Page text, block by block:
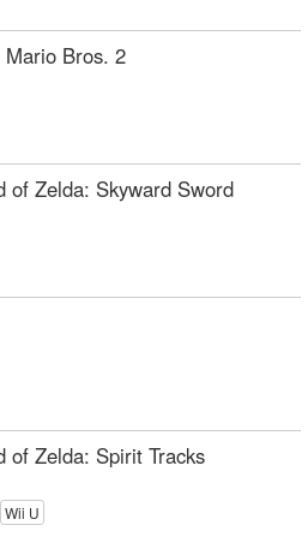
Bros. 2
of Zelda: Skyward Sword
of Zelda: Spirit Tracks
Wii U